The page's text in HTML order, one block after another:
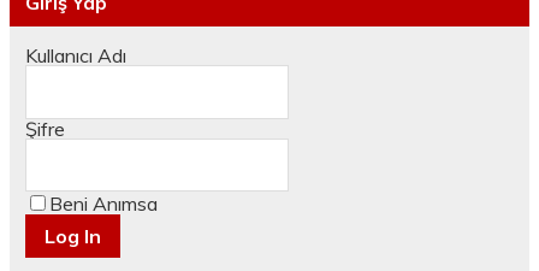
Kullanıcı Adı
Şifre
Beni Anımsa